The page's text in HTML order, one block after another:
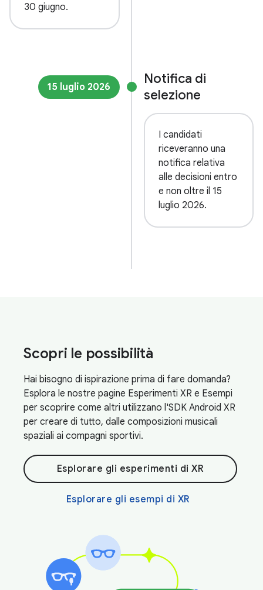
30 giugno.
15 luglio 2026
Notifica di
selezione
I candidati
riceveranno una
notifica relativa
alle decisioni entro
e non oltre il 15
luglio 2026.
Scopri le possibilità
Hai bisogno di ispirazione prima di fare domanda?
Esplora le nostre pagine Esperimenti XR e Esempi
per scoprire come altri utilizzano l'SDK Android XR
per creare di tutto, dalle composizioni musicali
spaziali ai compagni sportivi.
Esplorare gli esperimenti di XR
Esplorare gli esempi di XR